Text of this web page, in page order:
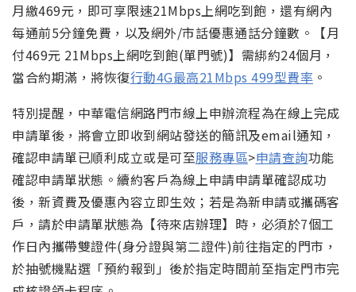
月繳469元，即可享限速21Mbps上網吃到飽，還有網內
每通前5分鐘免費，以及網外/市話優惠通話分鐘數。【月
付469元 21Mbps上網吃到飽(單門號)】需綁約24個月，
當合約期滿，將恢復行動4G最高21Mbps 499型費率 。
特別提醒，中華電信網路門市線上申辦流程為在線上完成
申請單後，將會立即收到網站發送的簡訊及email通知，
確認申請單已順利成立或是可至服務專區>申請查詢功能
確認申請單狀態。續約客戶為線上申請申請單確認成功
後，新資費及優惠內容立即生效；若是為新申請或攜碼客
戶，請於申請單狀態為【待來店辦理】時，必須於7個工
作日內攜帶雙證件(身分證與第二證件)前往指定的門市，
於抽號機點選「預約報到」後於指定時間前至指定門市完